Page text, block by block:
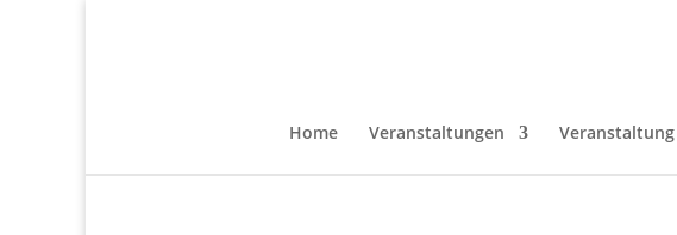
Home Veranstaltungen